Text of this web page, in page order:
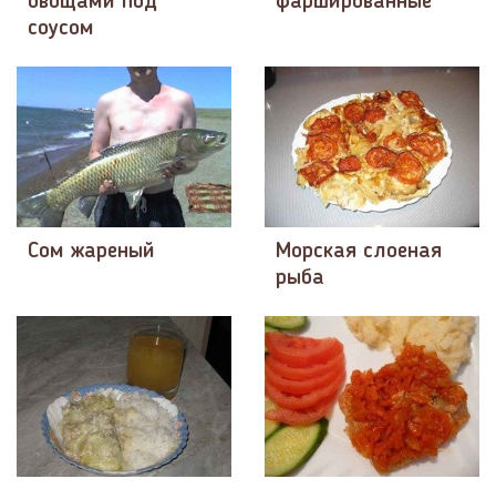
соусом
Сом жареный
Морская слоеная
рыба